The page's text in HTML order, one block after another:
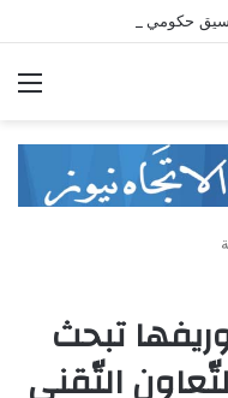
تبحث
التّقني